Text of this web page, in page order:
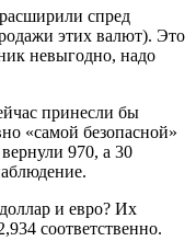
спред
этих валют). Это
невыгодно, надо
принесли бы
«самой безопасной»
970, а 30
и евро? Их
соответственно.